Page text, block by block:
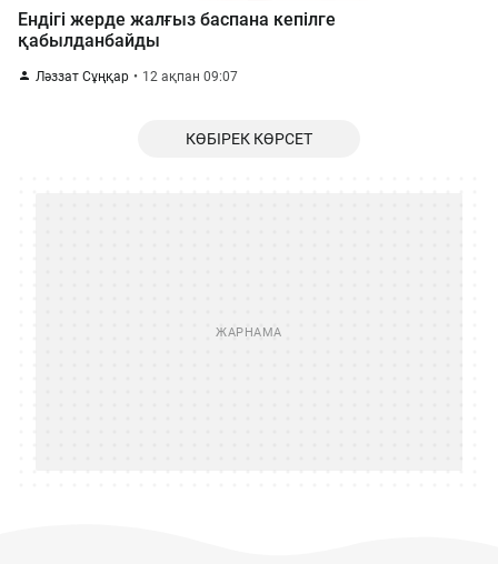
Ендігі жерде жалғыз баспана кепілге
қабылданбайды
Ләззат Сұңқар 12 ақпан 09:07
КӨБІРЕК КӨРСЕТ